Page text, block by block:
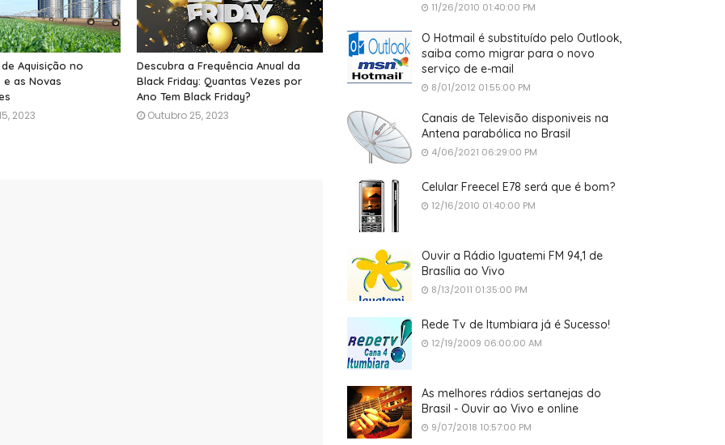
Aquisição no
as Novas
2023
Descubra a Frequência Anual da
Black Friday: Quantas Vezes por
Ano Tem Black Friday?
Outubro 25, 2023
11/26/2010 01:40:00 PM
O Hotmail é substituído pelo Outlook,
saiba como migrar para o novo
serviço de e-mail
8/01/2012 01:55:00 PM
Canais de Televisão disponiveis na
Antena parabólica no Brasil
4/06/2021 06:29:00 PM
Celular Freecel E78 será que é bom?
12/16/2010 01:40:00 PM
Ouvir a Rádio Iguatemi FM 94,1 de
Brasília ao Vivo
8/13/2011 01:35:00 PM
Rede Tv de Itumbiara já é Sucesso!
12/19/2009 06:00:00 AM
As melhores rádios sertanejas do
Brasil - Ouvir ao Vivo e online
9/07/2018 10:57:00 PM